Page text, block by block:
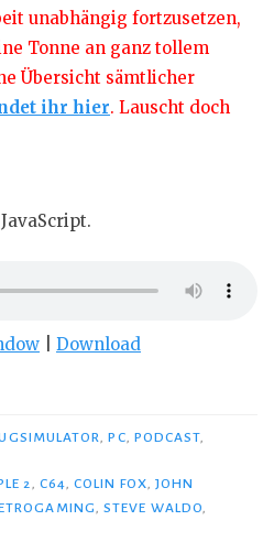
unabhängig fortzusetzen,
Tonne an ganz tollem
Übersicht sämtlicher
ihr hier. Lauscht doch
Download
,PC, PODCAST,
2, C64,COLIN FOX,JOHN
,STEVE WALDO,